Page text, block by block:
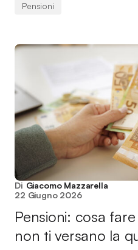
Pensioni
Di Giacomo Mazzarella
22 Giugno 2026
Pensioni: cosa
non ti versano la